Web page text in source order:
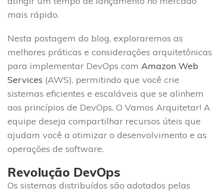
mais rápido.
Nesta postagem do blog, exploraremos as
melhores práticas e considerações arquitetônicas
para implementar DevOps com Amazon Web
Services (AWS), permitindo que você crie
sistemas eficientes e escaláveis ​​que se alinhem
aos princípios de DevOps. O Vamos Arquitetar! A
equipe deseja compartilhar recursos úteis que
ajudam você a otimizar o desenvolvimento e as
operações de software.
Revolução DevOps
Os sistemas distribuídos são adotados pelas